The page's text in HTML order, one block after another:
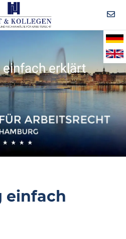
erklärt
einfach